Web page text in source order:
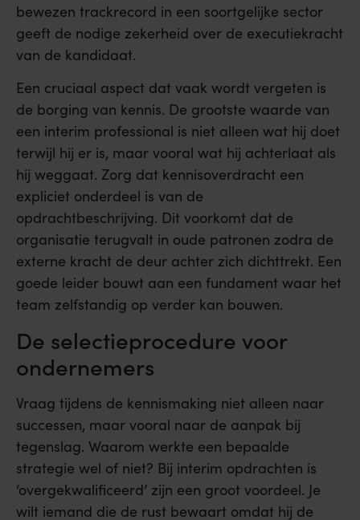
bewezen trackrecord in een soortgelijke sector
geeft de nodige zekerheid over de executiekracht
van de kandidaat.
Een cruciaal aspect dat vaak wordt vergeten is
de borging van kennis. De grootste waarde van
een interim professional is niet alleen wat hij doet
terwijl hij er is, maar vooral wat hij achterlaat als
hij weggaat. Zorg dat kennisoverdracht een
expliciet onderdeel is van de
opdrachtbeschrijving. Dit voorkomt dat de
organisatie terugvalt in oude patronen zodra de
externe kracht de deur achter zich dichttrekt. Een
goede leider bouwt aan een fundament waar het
team zelfstandig op verder kan bouwen.
De selectieprocedure voor
ondernemers
Vraag tijdens de kennismaking niet alleen naar
successen, maar vooral naar de aanpak bij
tegenslag. Waarom werkte een bepaalde
strategie wel of niet? Bij interim opdrachten is
‘overgekwalificeerd’ zijn een groot voordeel. Je
wilt iemand die de rust bewaart omdat hij de